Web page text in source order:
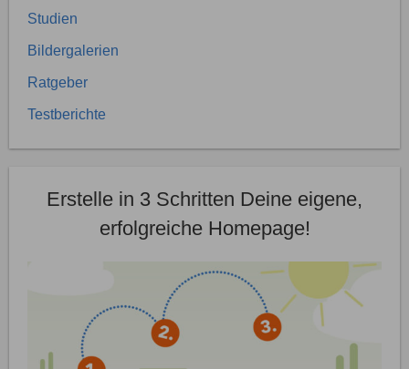
Studien
Bildergalerien
Ratgeber
Testberichte
Erstelle in 3 Schritten Deine eigene,
erfolgreiche Homepage!